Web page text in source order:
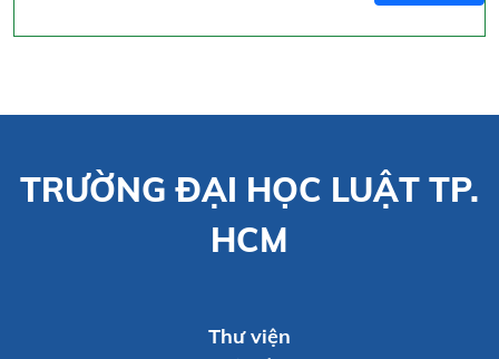
TRƯỜNG ĐẠI HỌC LUẬT TP.
HCM
Thư viện